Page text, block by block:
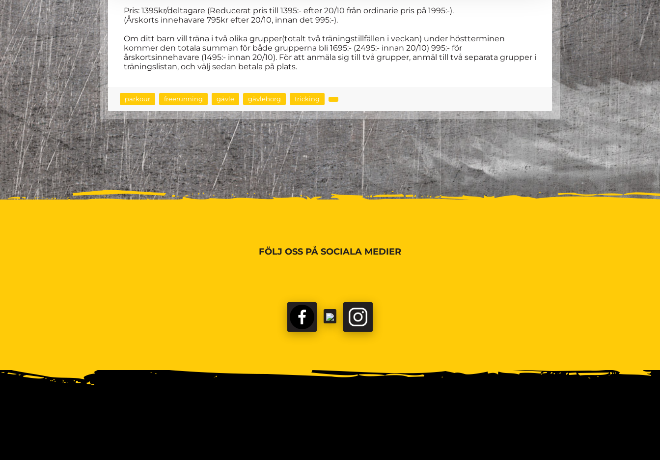
Pris: 1395kr/deltagare (Reducerat pris till 1395:- efter 20/10 från ordinarie pris på 1995:-).
(Årskorts innehavare 795kr efter 20/10, innan det 995:-).
Om ditt barn vill träna i två olika grupper(totalt två träningstillfällen i veckan) under höstterminen
kommer den totala summan för både grupperna bli 1695:- (2495:- innan 20/10) 995:- för
årskortsinnehavare (1495:- innan 20/10). För att anmäla sig till två grupper, anmäl till två separata grupper i
träningslistan, och välj sedan betala på plats.
parkour freerunning gävle gävleborg tricking
FÖLJ OSS PÅ SOCIALA MEDIER
FACEBOOKTIKTOK